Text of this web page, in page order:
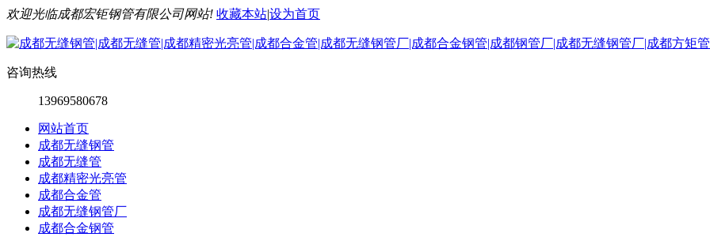
欢迎光临成都宏钜钢管有限公司网站! 收藏本站|设为首页
咨询热线
13969580678
网站首页
成都无缝钢管
成都无缝管
成都精密光亮管
成都合金管
成都无缝钢管厂
成都合金钢管